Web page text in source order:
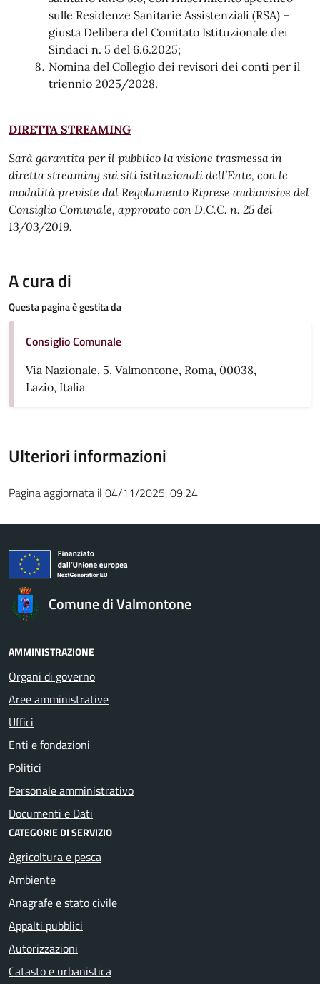
sulle Residenze Sanitarie Assistenziali (RSA) –
giusta Delibera del Comitato Istituzionale dei
Sindaci n. 5 del 6.6.2025;
Nomina del Collegio dei revisori dei conti per il
triennio 2025/2028.
DIRETTA STREAMING
Sarà garantita per il pubblico la visione trasmessa in
diretta streaming sui siti istituzionali dell’Ente, con le
modalità previste dal Regolamento Riprese audiovisive del
Consiglio Comunale, approvato con D.C.C. n. 25 del
13/03/2019.
A cura di
Questa pagina è gestita da
Consiglio Comunale
Via Nazionale, 5, Valmontone, Roma, 00038,
Lazio, Italia
Ulteriori informazioni
Pagina aggiornata il 04/11/2025, 09:24
Comune di Valmontone
AMMINISTRAZIONE
Organi di governo
Aree amministrative
Uffici
Enti e fondazioni
Politici
Personale amministrativo
Documenti e Dati
CATEGORIE DI SERVIZIO
Agricoltura e pesca
Ambiente
Anagrafe e stato civile
Appalti pubblici
Autorizzazioni
Catasto e urbanistica